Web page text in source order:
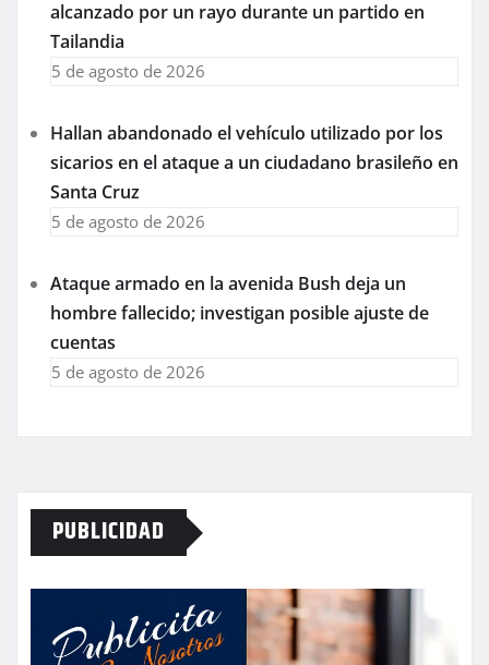
alcanzado por un rayo durante un partido en
Tailandia
5 de agosto de 2026
Hallan abandonado el vehículo utilizado por los
sicarios en el ataque a un ciudadano brasileño en
Santa Cruz
5 de agosto de 2026
Ataque armado en la avenida Bush deja un
hombre fallecido; investigan posible ajuste de
cuentas
5 de agosto de 2026
PUBLICIDAD